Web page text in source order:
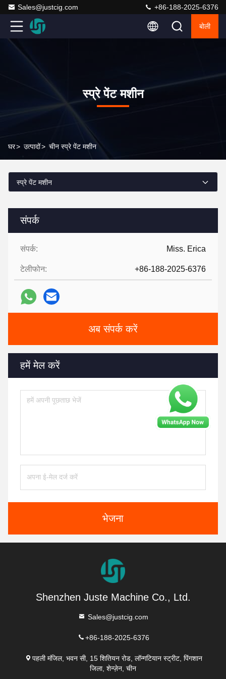
Sales@justcig.com +86-188-2025-6376
बोली
स्प्रे पेंट मशीन
घर> उत्पादों> चीन स्प्रे पेंट मशीन
संपर्क
संपर्क: Miss. Erica
टेलीफोन: +86-188-2025-6376
अब संपर्क करें
हमें मेल करें
भेजना
स्प्रे पेंट मशीन
Shenzhen Juste Machine Co., Ltd.
Sales@justcig.com
+86-188-2025-6376
पहली मंजिल, भवन सी, 15 शितियन रोड, लॉन्गटियान स्ट्रीट, पिंगशान
जिला, शेन्ज़ेन, चीन